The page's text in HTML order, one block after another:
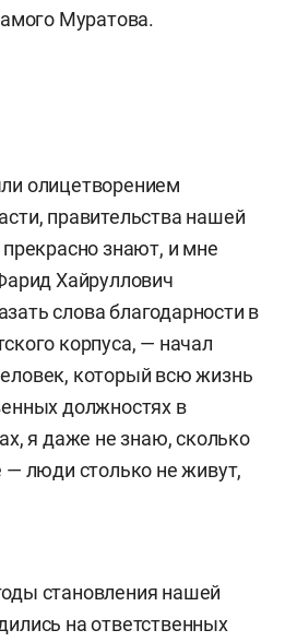
Муратова.
олицетворением
правительства нашей
знают, и мне
Хайруллович
слова благодарности в
корпуса, — начал
который всю жизнь
должностях в
я даже не знаю, сколько
— люди столько не живут,
становления нашей
на ответственных